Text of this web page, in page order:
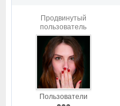
Продвинутый
пользователь
Пользователи